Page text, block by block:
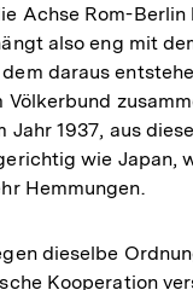
Achse Rom-Berlin
also eng mit
daraus
Völkerbund
Jahr 1937, aus
wie Japan,
Hemmungen.
dieselbe
Kooperation